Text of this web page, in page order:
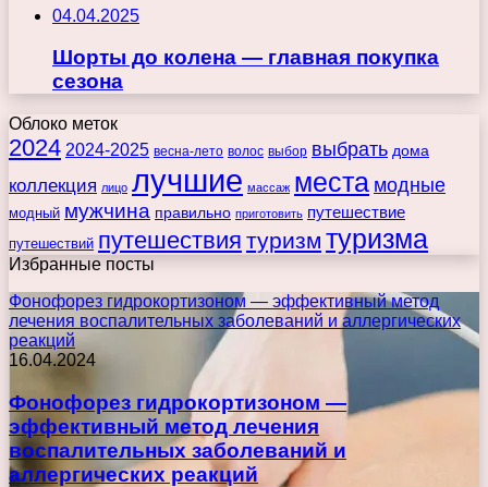
04.04.2025
Шорты до колена — главная покупка
сезона
Облоко меток
2024 2024-2025 весна-лето волос выбор выбрать дома
коллекция лицо лучшие массаж места модные
модный мужчина правильно приготовить путешествие
путешествий путешествия туризм туризма
Избранные посты
Фонофорез гидрокортизоном — эффективный метод
лечения воспалительных заболеваний и аллергических
реакций
16.04.2024
Фонофорез гидрокортизоном —
эффективный метод лечения
воспалительных заболеваний и
аллергических реакций